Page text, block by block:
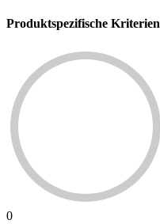
Produktspezifische Kriterien
0